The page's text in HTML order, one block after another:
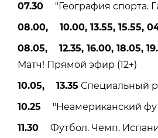
07.30 "География спорта.
08.00, 10.00, 13.55, 15.55,
08.05, 12.35, 16.00, 18.05,
Матч! Прямой эфир (12+)
10.05, 13.35 Специальный
10.25 "Неамериканский
11.30 Футбол. Чемп.